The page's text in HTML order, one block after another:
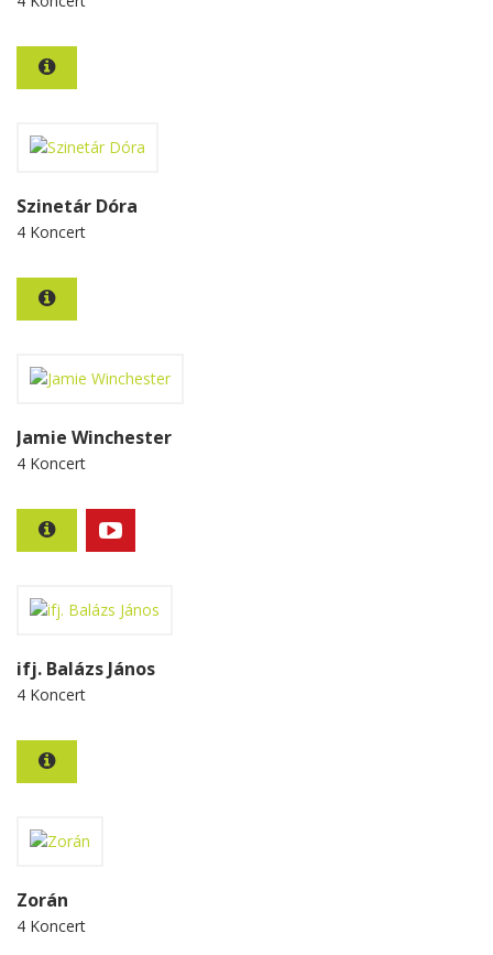
Szinetár Dóra
4 Koncert
Jamie Winchester
4 Koncert
ifj. Balázs János
4 Koncert
Zorán
4 Koncert